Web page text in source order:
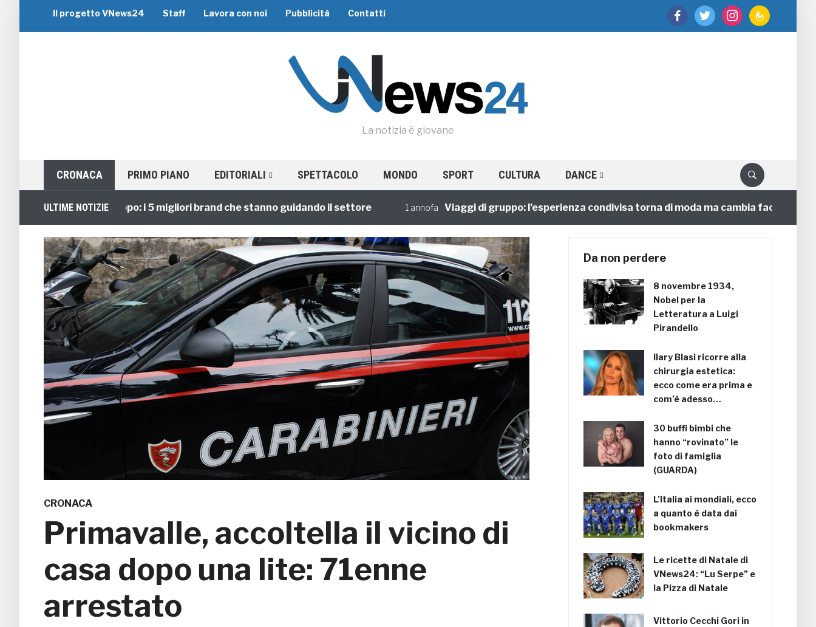
facebooktwitter instagramfeedburner
Il progetto VNews24 Staff Lavora con noi Pubblicità Contatti
La notizia è giovane
CRONACA PRIMO PIANO EDITORIALI SPETTACOLO MONDO SPORT CULTURA DANCE
ULTIME NOTIZIE
Viaggi di Gruppo: i 5 migliori brand che stanno guidando il settore 1 annofa Viaggi di gruppo: l’esperienza condivisa torna di moda ma cambia faccia
CRONACA
Primavalle, accoltella il vicino di
casa dopo una lite: 71enne
arrestato
Da non perdere
8 novembre 1934,
Nobel per la
Letteratura a Luigi
Pirandello
Ilary Blasi ricorre alla
chirurgia estetica:
ecco come era prima e
com’è adesso…
30 buffi bimbi che
hanno “rovinato” le
foto di famiglia
(GUARDA)
L’Italia ai mondiali, ecco
a quanto è data dai
bookmakers
Le ricette di Natale di
VNews24: “Lu Serpe” e
la Pizza di Natale
Vittorio Cecchi Gori in